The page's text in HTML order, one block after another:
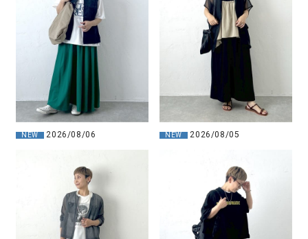
NEW 2026/08/06 NEW 2026/08/05